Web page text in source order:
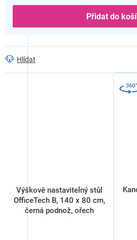
Přidat do
Hlídat
Výškově nastavitelný stůl
OfficeTech B, 140 x 80 cm,
černá podnož, ořech